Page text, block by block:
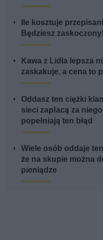
Ile kosztuje
Będziesz zaskoczony!
Kawa z Lidla lepsza
zaskakuje, a cena to
Oddasz ten ciężki
sieci zapłacą za
popełniają ten błąd
Wiele osób oddaje
że na skupie można
pieniądze